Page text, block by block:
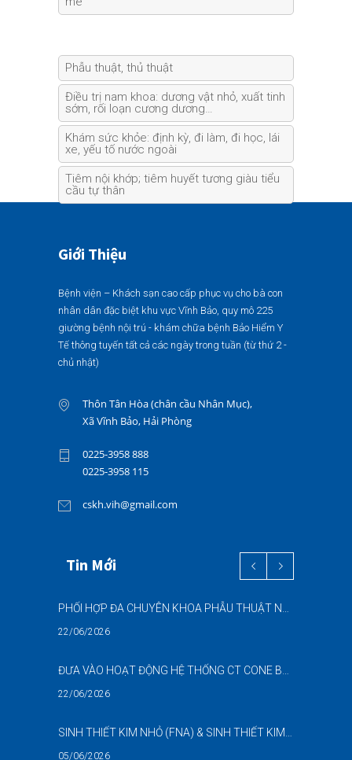
Phẫu thuật, thủ thuật
Điều trị nam khoa: dương vật nhỏ, xuất tinh
sớm, rối loạn cương dương…
Khám sức khỏe: định kỳ, đi làm, đi học, lái
xe, yếu tố nước ngoài
Tiêm nội khớp; tiêm huyết tương giàu tiểu
cầu tự thân
Giới Thiệu
Bệnh viện – Khách sạn cao cấp phục vụ cho bà con
nhân dân đặc biệt khu vực Vĩnh Bảo, quy mô 225
giường bệnh nội trú - khám chữa bệnh Bảo Hiểm Y
Tế thông tuyến tất cả các ngày trong tuần (từ thứ 2 -
chủ nhật)
Thôn Tân Hòa (chân cầu Nhân Mục),
Xã Vĩnh Bảo, Hải Phòng
0225-3958 888
0225-3958 115
cskh.vih@gmail.com
Tin Mới
22/06/2026
22/06/2026
05/06/2026